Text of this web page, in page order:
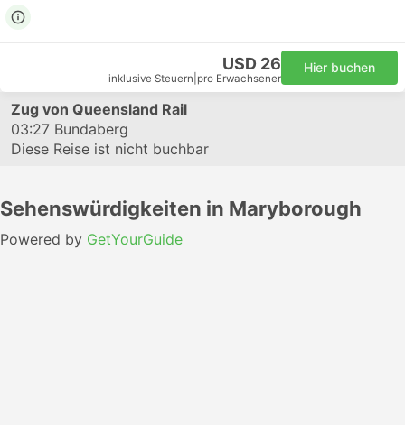
USD 26
inklusive Steuern pro Erwachsener
Hier buchen
Zug von Queensland Rail
03:27 Bundaberg
Diese Reise ist nicht buchbar
Sehenswürdigkeiten in Maryborough
Powered by GetYourGuide